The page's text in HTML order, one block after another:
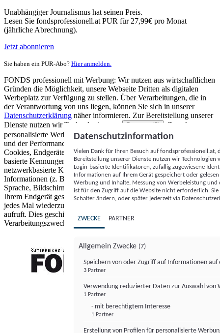
Unabhängiger Journalismus hat seinen Preis.
Lesen Sie fondsprofessionell.at PUR für 27,99€ pro Monat
(jährliche Abrechnung).
Jetzt abonnieren
Sie haben ein PUR-Abo? Hier anmelden.
FONDS professionell mit Werbung: Wir nutzen aus wirtschaftlichen
Gründen die Möglichkeit, unsere Webseite Dritten als digitalen
Werbeplatz zur Verfügung zu stellen. Über Verarbeitungen, die in
der Verantwortung von uns liegen, können Sie sich in unserer
Datenschutzerklärung näher informieren. Zur Bereitstellung unserer
Dienste nutzen wir Technologien von
Partnern (5)
. Zwecke:
personalisierte Werbung und Inhalte, Messung von Werbeleistung
und der Performance von Inhalten sowie Zielgruppenforschung.
Cookies, Endgeräte- oder ähnliche Online-Kennungen (z. B. login-
basierte Kennungen, zufällig generierte Kennungen,
netzwerkbasierte Kennungen) können zusammen mit anderen
Informationen (z. B. Browsertyp und Browserinformationen,
Sprache, Bildschirmgröße, unterstützte Technologien usw.) auf
Ihrem Endgerät gespeichert oder von dort ausgelesen werden, um es
jedes Mal wiederzuerkennen, wenn es eine App oder einer Webseite
aufruft. Dies geschieht für einen oder mehrere der hier aufgeführten
Verarbeitungszwecke.
Datenschutzinformation
Vielen Dank für Ihren Besuch auf
Bereitstellung unserer Dienste nutzen wir Technologien
Login-basierte Identifikatoren, zufällig zugewiesene
Informationen auf Ihrem Gerät gespeichert oder
Werbung und Inhalte, Messung von Werbeleistung
ist für den Zugriff auf die Website nicht erforderlich.
Schalter ändern, oder später jederzeit via
ZWECKE PARTNER
Allgemein Zwecke (7)
Speichern von oder Zugriff auf Informationen auf
3 Partner
Verwendung reduzierter Daten zur Auswahl von
1 Partner
- mit berechtigtem Interesse
1 Partner
Erstellung von Profilen für personalisierte
FONDS professionell